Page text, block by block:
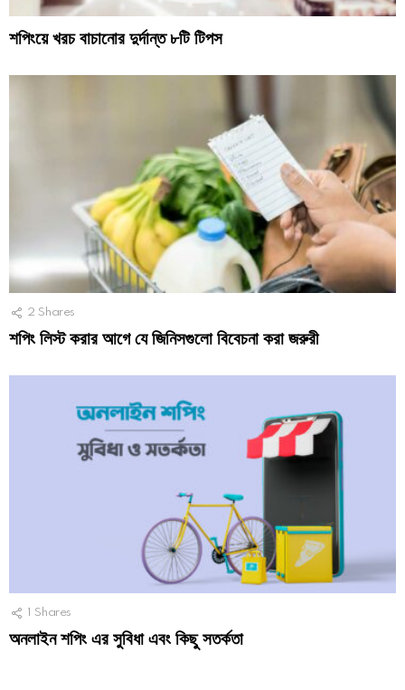
শপিংয়ে খরচ বাচানোর দুর্দান্ত ৮টি টিপস
2 Shares
শপিং লিস্ট করার আগে যে জিনিসগুলো বিবেচনা করা জরুরী
1 Shares
অনলাইন শপিং এর সুবিধা এবং কিছু সতর্কতা